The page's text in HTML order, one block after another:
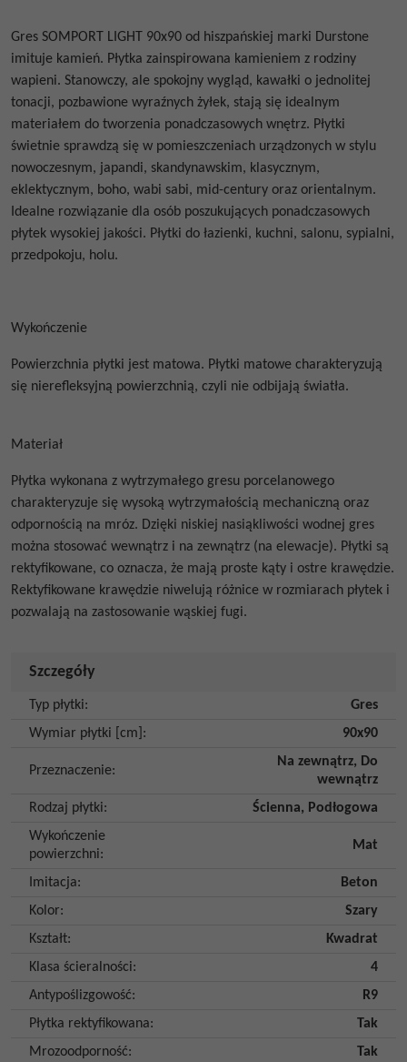
Gres SOMPORT LIGHT 90x90 od hiszpańskiej marki Durstone
imituje kamień. Płytka zainspirowana kamieniem z rodziny
wapieni. Stanowczy, ale spokojny wygląd, kawałki o jednolitej
tonacji, pozbawione wyraźnych żyłek, stają się idealnym
materiałem do tworzenia ponadczasowych wnętrz. Płytki
świetnie sprawdzą się w pomieszczeniach urządzonych w stylu
nowoczesnym, japandi, skandynawskim, klasycznym,
eklektycznym, boho, wabi sabi, mid-century oraz orientalnym.
Idealne rozwiązanie dla osób poszukujących ponadczasowych
płytek wysokiej jakości. Płytki do łazienki, kuchni, salonu, sypialni,
przedpokoju, holu.
Wykończenie
Powierzchnia płytki jest matowa. Płytki matowe charakteryzują
się nierefleksyjną powierzchnią, czyli nie odbijają światła.
Materiał
Płytka wykonana z wytrzymałego gresu porcelanowego
charakteryzuje się wysoką wytrzymałością mechaniczną oraz
odpornością na mróz. Dzięki niskiej nasiąkliwości wodnej gres
można stosować wewnątrz i na zewnątrz (na elewacje). Płytki są
rektyfikowane, co oznacza, że mają proste kąty i ostre krawędzie.
Rektyfikowane krawędzie niwelują różnice w rozmiarach płytek i
pozwalają na zastosowanie wąskiej fugi.
Szczegóły
Typ płytki:
Gres
Wymiar płytki [cm] : 90x90
Przeznaczenie:
Na zewnątrz, Do
wewnątrz
Rodzaj płytki: Ścienna, Podłogowa
Wykończenie
powierzchni:
Mat
Imitacja:
Beton
Kolor:
Szary
Kształt:
Kwadrat
Klasa ścieralności:
4
Antypoślizgowość:
R9
Płytka rektyfikowana:
Tak
Mrozoodporność: Tak